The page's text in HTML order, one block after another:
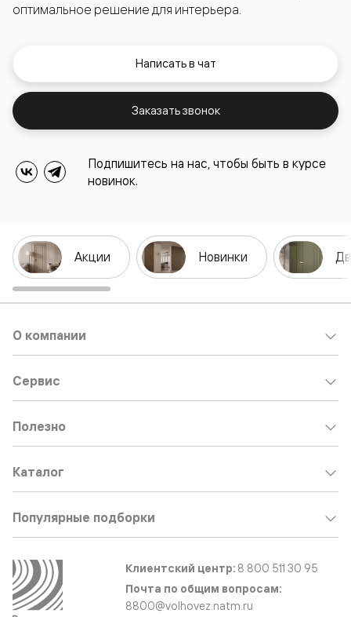
оптимальное решение для интерьера.
Написать в чат
Заказать звонок
Подпишитесь на нас, чтобы быть в курсе
новинок.
Акции Новинки
О компании
Сервис
Полезно
Каталог
Популярные подборки
Клиентский центр: 8 800 511 30 95
Почта по общим вопросам:
8800@volhovez.natm.ru